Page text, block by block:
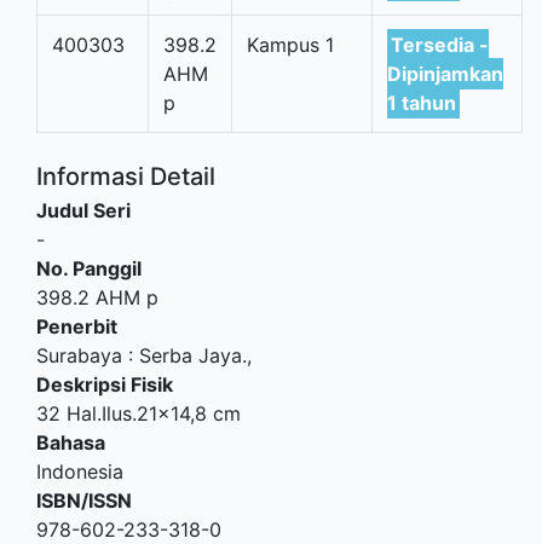
400303
398.2
AHM
p
Kampus 1
Tersedia -
Dipinjamkan
1 tahun
Informasi Detail
Judul Seri
-
No. Panggil
398.2 AHM p
Penerbit
Surabaya : Serba Jaya.,
Deskripsi Fisik
32 Hal.Ilus.21x14,8 cm
Bahasa
Indonesia
ISBN/ISSN
978-602-233-318-0